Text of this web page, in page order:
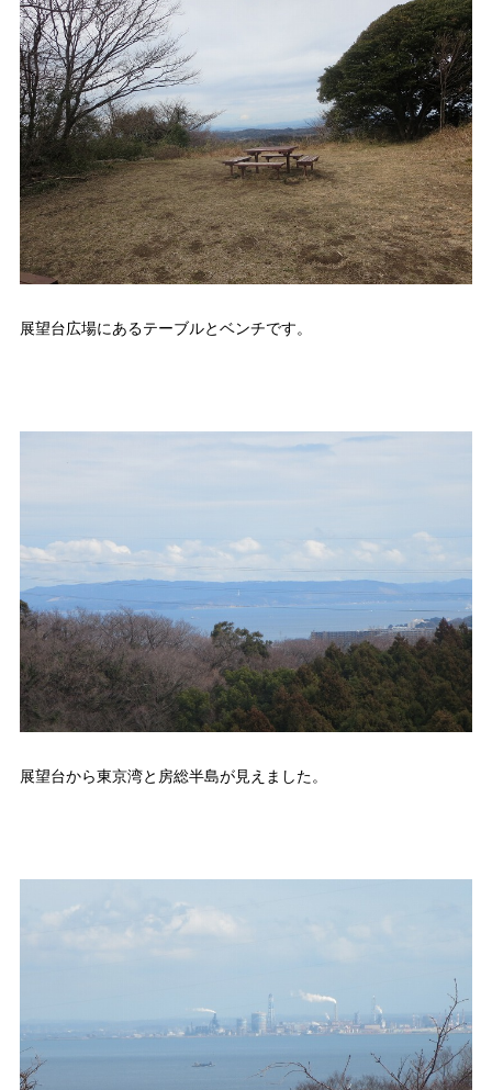
展望台広場にあるテーブルとベンチです。
展望台から東京湾と房総半島が見えました。